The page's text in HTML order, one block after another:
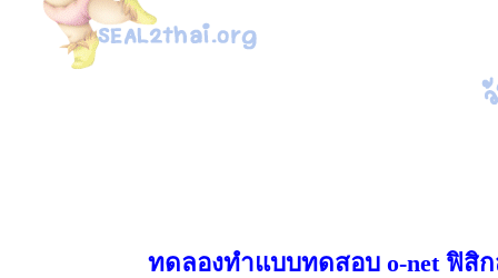
ทดลองทำแบบทดสอบ o-net ฟิสิก